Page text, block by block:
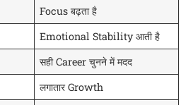
Focus बढ़ता है
Emotional Stability आती है
सही Career चुनने में मदद
लगातार Growth